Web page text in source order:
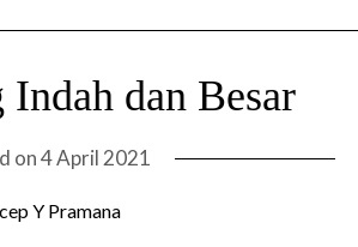
Indah dan Besar
on4 April 2021
Y Pramana